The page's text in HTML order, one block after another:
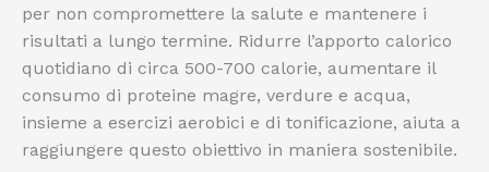
per non compromettere la salute e mantenere i
risultati a lungo termine. Ridurre l’apporto calorico
quotidiano di circa 500-700 calorie, aumentare il
consumo di proteine magre, verdure e acqua,
insieme a esercizi aerobici e di tonificazione, aiuta a
raggiungere questo obiettivo in maniera sostenibile.